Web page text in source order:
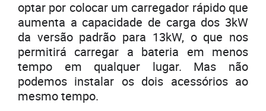
optar por colocar um carregador rápido que
aumenta a capacidade de carga dos 3kW
da versão padrão para 13kW, o que nos
permitirá carregar a bateria em menos
tempo em qualquer lugar. Mas não
podemos instalar os dois acessórios ao
mesmo tempo.